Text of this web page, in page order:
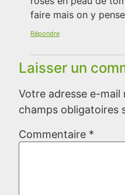
faire mais on y
Répondre
Laisser un
Votre adresse e-mail
champs obligatoires
Commentaire *